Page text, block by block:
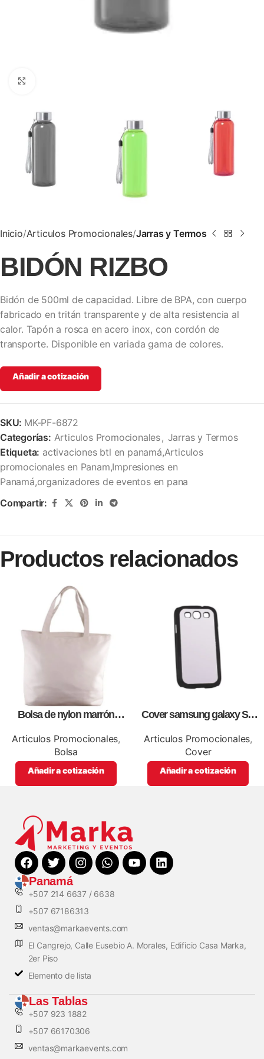
Inicio Articulos Promocionales Jarras y Termos
BIDÓN RIZBO
Bidón de 500ml de capacidad. Libre de BPA, con cuerpo
fabricado en tritán transparente y de alta resistencia al
calor. Tapón a rosca en acero inox, con cordón de
transporte. Disponible en variada gama de colores.
Añadir a cotización
SKU: MK-PF-6872
Categorías: Articulos Promocionales , Jarras y Termos
Etiqueta: activaciones btl en panamá,Articulos
promocionales en Panam,Impresiones en
Panamá,organizadores de eventos en pana
Compartir:
Productos relacionados
Bolsa de nylon marrón
color
Articulos Promocionales,
Bolsa
Añadir a cotización
Cover samsung galaxy S3,
full color
Articulos Promocionales,
Cover
Añadir a cotización
Panamá
+507 214 6637 / 6638
+507 67186313
ventas@markaevents.com
El Cangrejo, Calle Eusebio A. Morales, Edificio Casa Marka,
2er Piso
Elemento de lista
Las Tablas
+507 923 1882
+507 66170306
ventas@markaevents.com